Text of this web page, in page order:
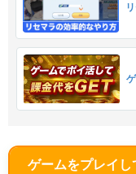
ゲームをプレイし